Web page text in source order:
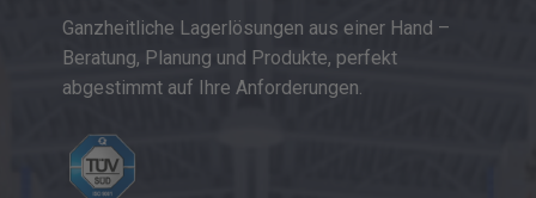
Ganzheitliche Lagerlösungen aus einer Hand –
Beratung, Planung und Produkte, perfekt
abgestimmt auf Ihre Anforderungen.